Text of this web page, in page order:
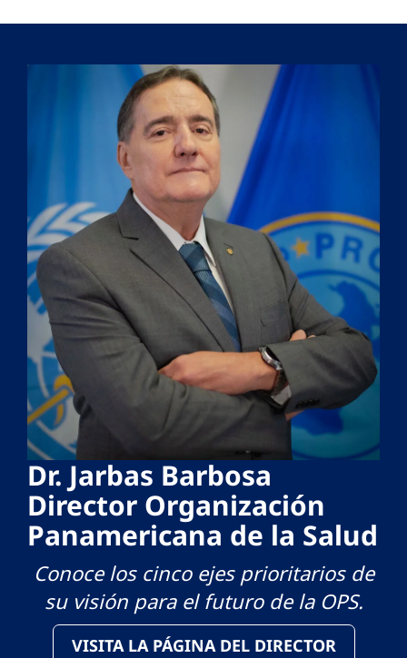
Dr. Jarbas Barbosa
Director Organización
Panamericana de la Salud
Conoce los cinco ejes prioritarios de
su visión para el futuro de la OPS.
VISITA LA PÁGINA DEL DIRECTOR